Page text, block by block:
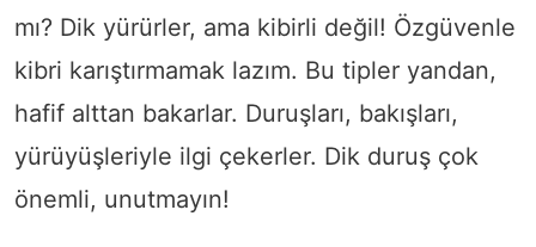
mı? Dik yürürler, ama kibirli değil! Özgüvenle
kibri karıştırmamak lazım. Bu tipler yandan,
hafif alttan bakarlar. Duruşları, bakışları,
yürüyüşleriyle ilgi çekerler. Dik duruş çok
önemli, unutmayın!